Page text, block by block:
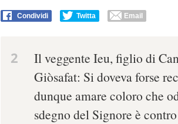
Condividi Twitta Email
2
Il veggente Ieu, figlio di
Giòsafat: Si doveva forse
dunque amare coloro che
sdegno del Signore è